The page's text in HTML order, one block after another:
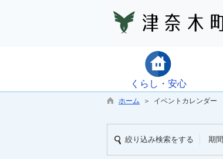
くらし・安心
ホーム ＞ イベントカレンダー
絞り込み検索をする 期間